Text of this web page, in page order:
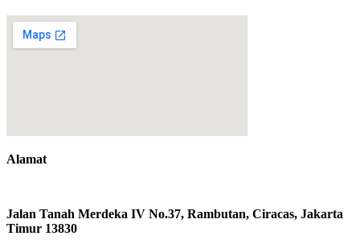
Alamat
Jalan Tanah Merdeka IV No.37, Rambutan, Ciracas, Jakarta
Timur 13830